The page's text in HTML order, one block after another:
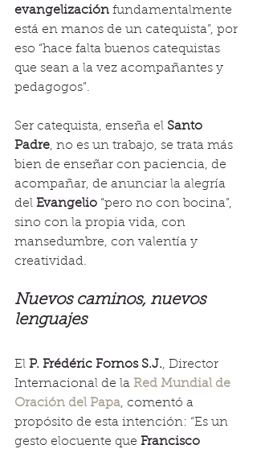
evangelización fundamentalmente
está en manos de un catequista”, por
eso “hace falta buenos catequistas
que sean a la vez acompañantes y
pedagogos”.
Ser catequista, enseña el Santo
Padre, no es un trabajo, se trata más
bien de enseñar con paciencia, de
acompañar, de anunciar la alegría
del Evangelio “pero no con bocina”,
sino con la propia vida, con
mansedumbre, con valentía y
creatividad.
Nuevos caminos, nuevos
lenguajes
El P. Frédéric Fornos S.J., Director
Internacional de la Red Mundial de
Oración del Papa, comentó a
propósito de esta intención: “Es un
gesto elocuente que Francisco